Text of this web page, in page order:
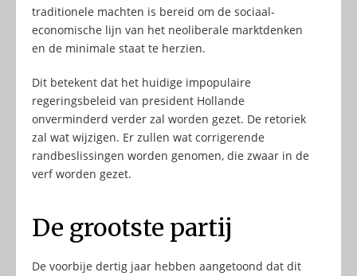
traditionele machten is bereid om de sociaal-
economische lijn van het neoliberale marktdenken
en de minimale staat te herzien.
Dit betekent dat het huidige impopulaire
regeringsbeleid van president Hollande
onverminderd verder zal worden gezet. De retoriek
zal wat wijzigen. Er zullen wat corrigerende
randbeslissingen worden genomen, die zwaar in de
verf worden gezet.
De grootste partij
De voorbije dertig jaar hebben aangetoond dat dit